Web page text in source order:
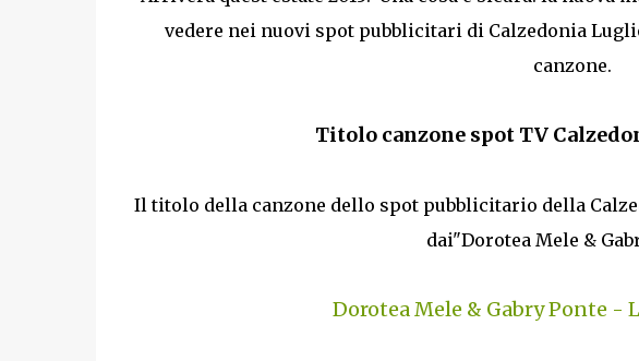
vedere nei nuovi spot pubblicitari di Calzedonia
canzone.
Titolo canzone spot TV
Il titolo della canzone dello spot pubblicitario della
dai"Dorotea Mele &
Dorotea Mele & Gabry Ponte -